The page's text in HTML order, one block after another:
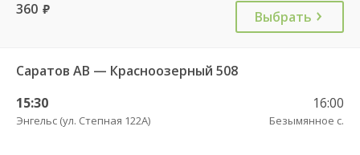
360 руб. Выбрать
Саратов АВ — Красноозерный 508
15:30
Энгельс (ул. Степная 122А)
16:00
Безымянное с.